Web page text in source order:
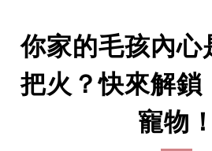
你家的毛孩內心
把火？快來解鎖
寵物！